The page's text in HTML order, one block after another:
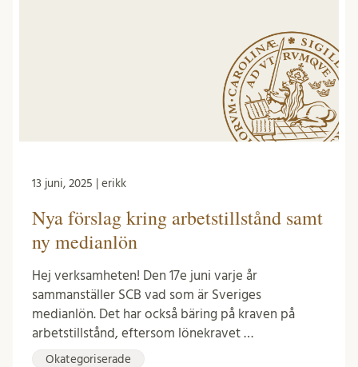
13 juni, 2025 | erikk
Nya förslag kring arbetstillstånd samt
ny medianlön
Hej verksamheten! Den 17e juni varje år
sammanställer SCB vad som är Sveriges
medianlön. Det har också bäring på kraven på
arbetstillstånd, eftersom lönekravet …
Okategoriserade